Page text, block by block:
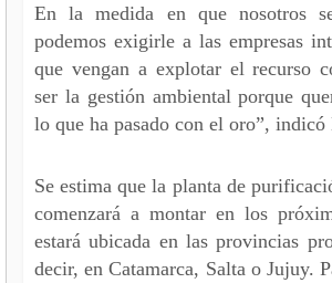
En la medida en que nosotros
podemos exigirle a las empresas
que vengan a explotar el recurso
ser la gestión ambiental porque
lo que ha pasado con el oro”, indicó
Se estima que la planta de
comenzará a montar en los
estará ubicada en las provincias
decir, en Catamarca, Salta o Jujuy.